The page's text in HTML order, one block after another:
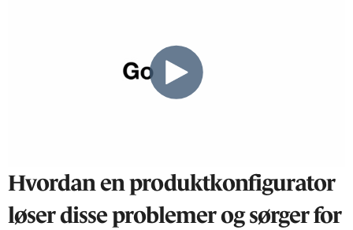
Hvordan en produktkonfigurator
løser disse problemer og sørger for